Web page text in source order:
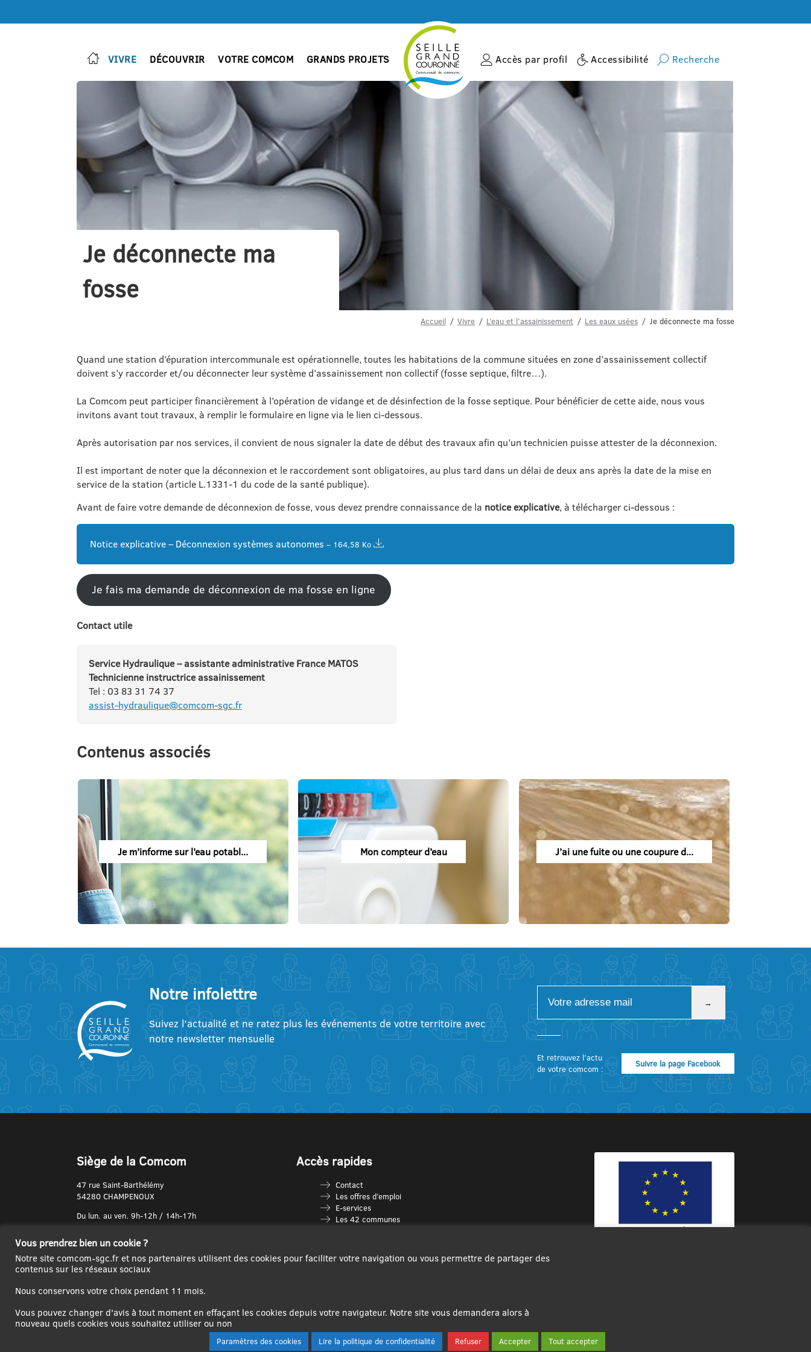
VIVRE DÉCOUVRIR VOTRE COMCOM GRANDS PROJETS Accès par profil Accessibilité Recherche
Je déconnecte ma
fosse
Accueil Vivre L’eau et l’assainissement Les eaux usées Je déconnecte ma fosse
Quand une station d’épuration intercommunale est opérationnelle, toutes les habitations de la commune situées en zone d’assainissement collectif
doivent s’y raccorder et/ou déconnecter leur système d’assainissement non collectif (fosse septique, filtre…).
La Comcom peut participer financièrement à l’opération de vidange et de désinfection de la fosse septique. Pour bénéficier de cette aide, nous vous
invitons avant tout travaux, à remplir le formulaire en ligne via le lien ci-dessous.
Après autorisation par nos services, il convient de nous signaler la date de début des travaux afin qu’un technicien puisse attester de la déconnexion.
Il est important de noter que la déconnexion et le raccordement sont obligatoires, au plus tard dans un délai de deux ans après la date de la mise en
service de la station (article L.1331-1 du code de la santé publique).
Avant de faire votre demande de déconnexion de fosse, vous devez prendre connaissance de la notice explicative, à télécharger ci-dessous :
Notice explicative – Déconnexion systèmes autonomes – 164,58 Ko
Je fais ma demande de déconnexion de ma fosse en ligne
Contact utile
Service Hydraulique – assistante administrative France MATOS
Technicienne instructrice assainissement
Tel : 03 83 31 74 37
assist-hydraulique@comcom-sgc.fr
Contenus associés
Je m’informe sur l’eau potabl... Mon compteur d’eau J’ai une fuite ou une coupure d...
Notre infolettre
Suivez l’actualité et ne ratez plus les événements de votre territoire avec
notre newsletter mensuelle
Et retrouvez l’actu
de votre comcom :
Suivre la page Facebook
Siège de la Comcom
47 rue Saint-Barthélémy
54280 CHAMPENOUX
Du lun. au ven. 9h-12h / 14h-17h
03 83 31 74 37
Accès rapides
Contact
Les offres d’emploi
E-services
Les 42 communes
Espace France Services
Les séniors
Vous prendrez bien un cookie ?
Notre site comcom-sgc.fr et nos partenaires utilisent des cookies pour faciliter votre navigation ou vous permettre de partager des
contenus sur les réseaux sociaux
Nous conservons votre choix pendant 11 mois.
Vous pouvez changer d'avis à tout moment en effaçant les cookies depuis votre navigateur. Notre site vous demandera alors à
nouveau quels cookies vous souhaitez utiliser ou non
Paramètres des cookies Lire la politique de confidentialité Refuser Accepter Tout accepter